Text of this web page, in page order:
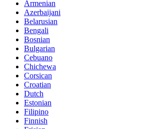
Armenian
Azerbaijani
Belarusian
Bengali
Bosnian
Bulgarian
Cebuano
Chichewa
Corsican
Croatian
Dutch
Estonian
Filipino
Finnish